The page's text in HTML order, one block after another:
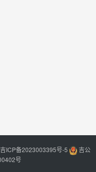
吉ICP备2023003395号-5
吉公
号